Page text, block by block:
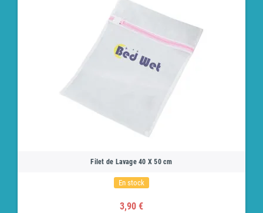
Filet de Lavage 40 X 50 cm
En stock
3,90 €